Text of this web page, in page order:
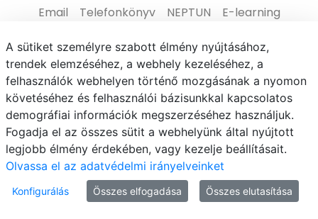
Email Telefonkönyv NEPTUN
E-learning
Médiaközpont
Informatikai Igazgatóság
Adatvédelem
© MATE 2021
A sütiket személyre szabott élmény nyújtásához,
trendek elemzéséhez, a webhely kezeléséhez, a
felhasználók webhelyen történő mozgásának a nyomon
követéséhez és felhasználói bázisunkkal kapcsolatos
demográfiai információk megszerzéséhez használjuk.
Fogadja el az összes sütit a webhelyünk által nyújtott
legjobb élmény érdekében, vagy kezelje beállításait.
Olvassa el az adatvédelmi irányelveinket
Konfigurálás Összes elfogadása Összes elutasítása